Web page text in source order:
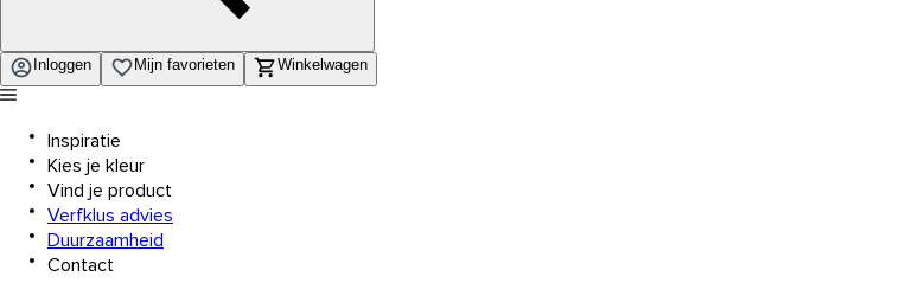
Inloggen Mijn favorieten Winkelwagen
Inspiratie
Kies je kleur
Vind je product
Verfklus advies
Duurzaamheid
Contact